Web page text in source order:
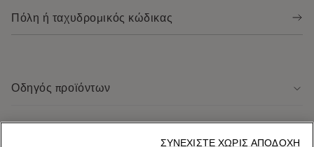
Οδηγός προϊόντων
ΣΥΝΕΧΊΣΤΕ ΧΩΡΊΣ ΑΠΟΔΟΧΉ